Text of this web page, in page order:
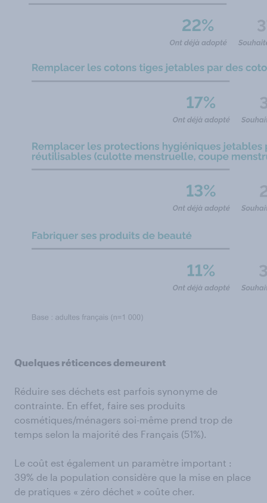
Quelques réticences demeurent
Réduire ses déchets est parfois synonyme de
contrainte. En effet, faire ses produits
cosmétiques/ménagers soi-même prend trop de
temps selon la majorité des Français (51%).
Le coût est également un paramètre important :
39% de la population considère que la mise en place
de pratiques « zéro déchet » coûte cher.